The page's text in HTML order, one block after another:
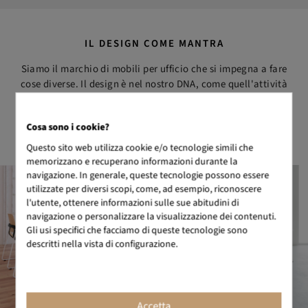
IL DESIGN COME MANTRA
Siamo il marchio di mobili per ufficio che si impegna a fare
cose diverse. Il design è nel nostro DNA, come quell'attività
ufficio di design, con un ottimo rapporto qualità-prezzo.
Cosa sono i cookie?
Questo sito web utilizza cookie e/o tecnologie simili che
memorizzano e recuperano informazioni durante la
navigazione. In generale, queste tecnologie possono essere
utilizzate per diversi scopi, come, ad esempio, riconoscere
l'utente, ottenere informazioni sulle sue abitudini di
navigazione o personalizzare la visualizzazione dei contenuti.
Gli usi specifici che facciamo di queste tecnologie sono
descritti nella vista di configurazione.